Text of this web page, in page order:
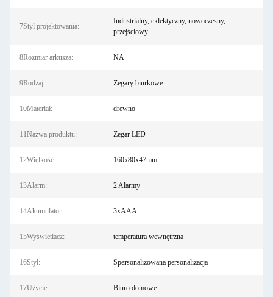
7Styl projektowania:
Industrialny, eklektyczny, nowoczesny,
przejściowy
8Rozmiar arkusza: NA
9Rodzaj: Zegary biurkowe
10Materiał: drewno
11Nazwa produktu: Zegar LED
12Wielkość: 160x80x47mm
13Alarm: 2 Alarmy
14Akumulator: 3xAAA
15Wyświetlacz: temperatura wewnętrzna
16Styl: Spersonalizowana personalizacja
17Użycie: Biuro domowe